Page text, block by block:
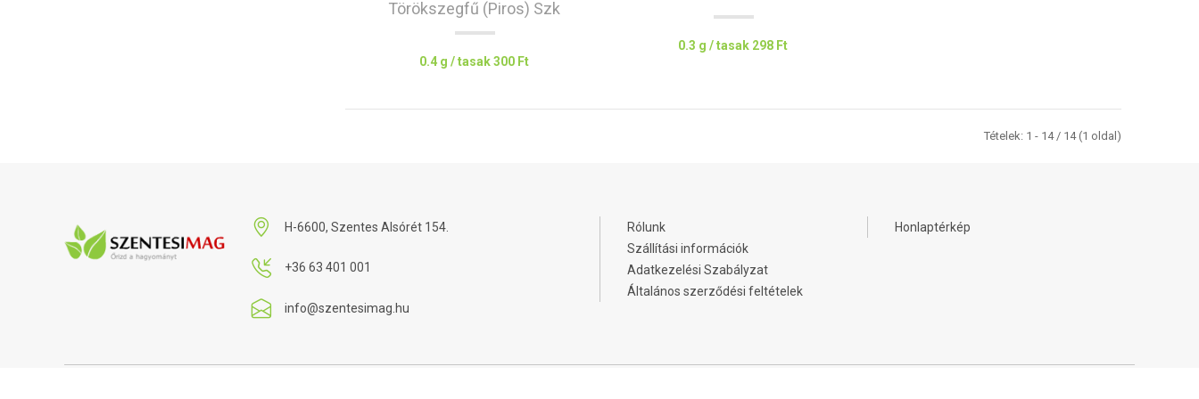
Törökszegfű (piros) Szk
0.4 g / tasak300 Ft
0.3 g / tasak 298 Ft
Tételek: 1 - 14 / 14 (1 oldal)
H-6600, Szentes Alsórét 154.
+36 63 401 001
info@szentesimag.hu
Rólunk
Szállítási információk
Adatkezelési Szabályzat
Általános szerződési feltételek
Honlaptérkép